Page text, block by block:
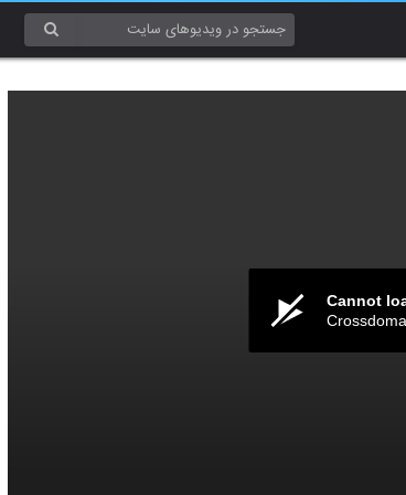
Cannot